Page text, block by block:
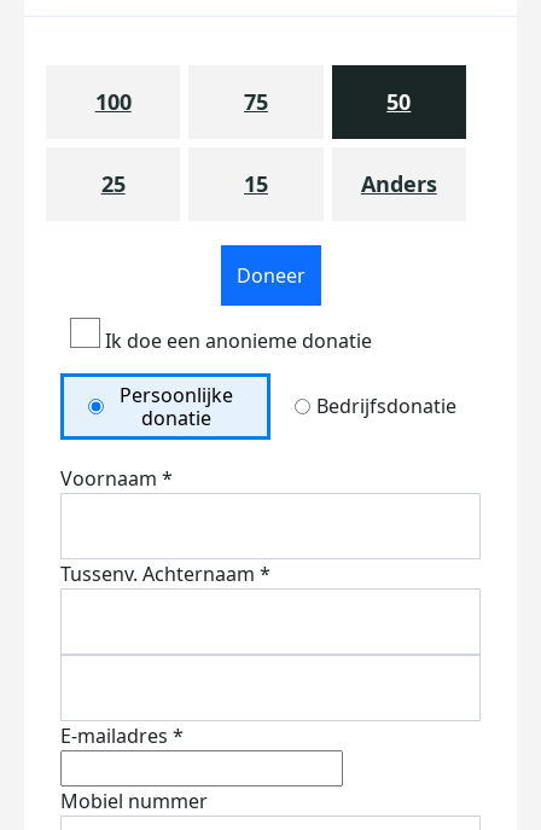
100 75 50
25 15 Anders
Doneer
Ik doe een anonieme donatie
Persoonlijke
donatie
Bedrijfsdonatie
Voornaam *
Tussenv. Achternaam *
E-mailadres *
Mobiel nummer